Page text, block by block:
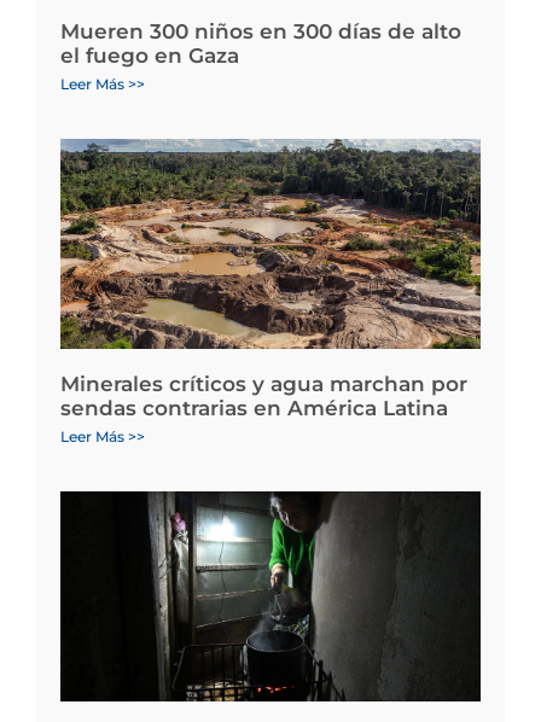
Mueren 300 niños en 300 días de alto
el fuego en Gaza
Leer Más >>
Minerales críticos y agua marchan por
sendas contrarias en América Latina
Leer Más >>